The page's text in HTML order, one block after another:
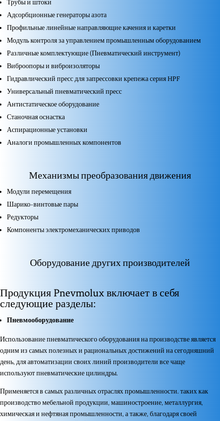
Трубы и штоки
Адсорбционные генераторы азота
Профильные линейные направляющие качения и каретки
Модуль контроля за управлением промышленным оборудованием
Различные комплектующие (Пневматический инструмент)
Виброопоры и виброизоляторы
Гидравлический пресс для запрессовки крепежа серия HPF
Универсальный пневматический пресс
Антистатическое оборудование
Станочная оснастка
Аспирационные установки
Аналоги промышленных компонентов
Механизмы преобразования движения
Модули перемещения
Шарико-винтовые пары
Редукторы
Компоненты электромеханических приводов
Оборудование других производителей
Продукция Pnevmolux включает в себя
следующие разделы:
Пневмооборудование
Использование пневматического оборудования на производстве является
одним из самых полезных и рациональных достижений на сегодняшний
день, для автоматизации своих линий производители все чаще
используют пневматические цилиндры.
Применяется в самых различных отраслях промышленности. таких как
производство мебельной продукции, машиностроение, металлургия,
химическая и нефтяная промышленности, а также, благодаря своей